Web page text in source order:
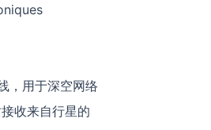
，用于深空网络
收来自行星的